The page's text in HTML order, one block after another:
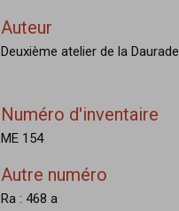
Auteur
Deuxième atelier de la Daurade
Numéro d'inventaire
ME 154
Autre numéro
Ra : 468 a